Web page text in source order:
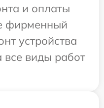
и оплаты
фирменный
устройства
все виды работ